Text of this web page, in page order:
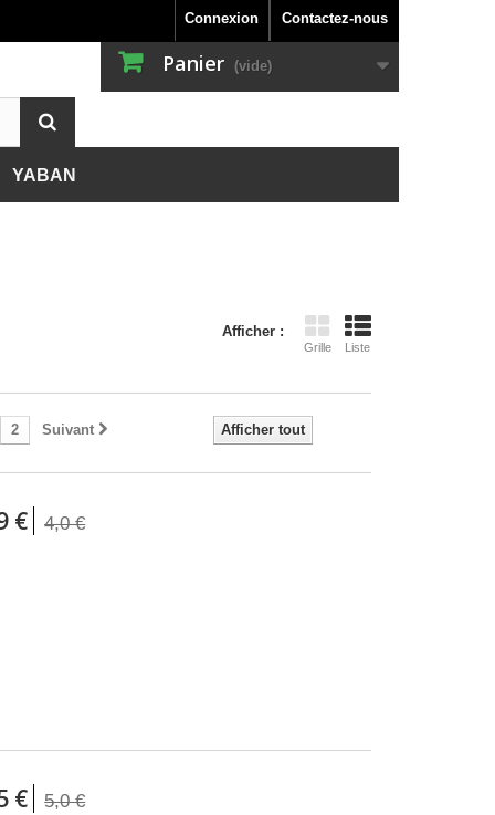
Contactez-nous
Connexion
Panier (vide)
D'HYDRATATION SUR PROLONGATION
BIDONS ET BIDONS
ET RÉPARATION
YABAN
CHAÎNES 12 VITESSES
CHAÎNES 10 VITESSES
CHAÎNES 9 VITESSES
ÉLECTRIQUE)
Afficher :
Grille Liste
Afficher tout
2 Suivant
€ 4,0 €
€ 5,0 €